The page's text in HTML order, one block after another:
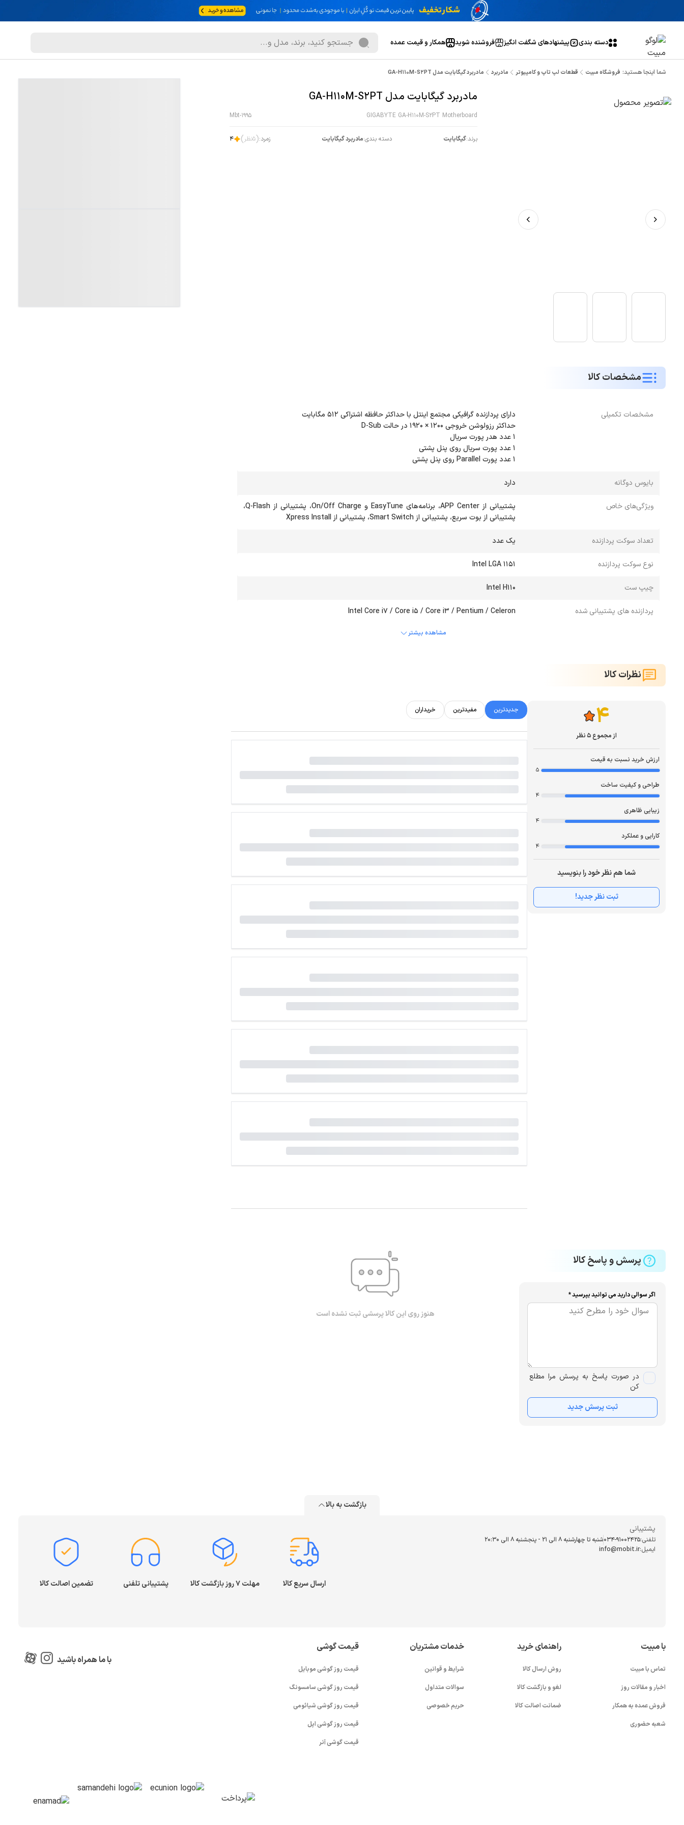
دسته بندی پیشنهاد‌های شگفت انگیز فروشنده شوید همکار و قیمت عمده
شما اینجا هستید: فروشگاه مبیت قطعات لپ تاپ و کامپیوتر مادربرد مادربرد گیگابایت مدل GA-H110M-S2PT
مادربرد گیگابایت مدل GA-H110M-S2PT
GIGABYTE GA-H110M-S2PT Motherboard
Mbt-1995
برند:گیگابایت دسته بندی:مادربرد گیگابایت زمرد:(
5نظر)
4
مشخصات کالا
مشخصات تکمیلی
1 عدد پورت Parallel روی پنل پشتی
بایوس دوگانه دارد
ویژگی‌های خاص
پشتیبانی از APP Center، برنامه‌های EasyTune و On/Off Charge، پشتیبانی از Q-Flash،
پشتیبانی از بوت سریع، پشتیبانی از Smart Switch، پشتیبانی از Xpress Install
تعداد سوکت پردازنده یک عدد
نوع سوکت پردازنده Intel LGA 1151
چیپ ست Intel H110
پردازنده های پشتیبانی شده Intel Core i7 / Core i5 / Core i3 / Pentium / Celeron
مشاهده بیشتر
نظرات کالا
4
از مجموع 5 نظر
ارزش خرید نسبت به قیمت
5
طراحی و کیفیت ساخت
4
زیبایی ظاهری
4
کارایی و عملکرد
4
شما هم نظر خود را بنویسید
ثبت نظر جدید!
جدیدترین مفیدترین خریداران
پرسش و پاسخ کالا
اگر سوالی دارید می توانید بپرسید *
در صورت پاسخ به پرسش مرا مطلع
کن
ثبت پرسش جدید
هنوز روی این کالا پرسشی ثبت نشده است
بازگشت به بالا
پشتیبانی
تلفنی:034-91002425شنبه تا چهارشنبه ۸ الی ۲۱ - پنجشنبه 8 الی ۲۰:۳۰
ایمیل:info@mobit.ir
ارسال سریع کالا مهلت ۷ روز بازگشت کالا پشتیبانی تلفنی تضمین اصالت کالا
با مبیت
تماس با مبیت
اخبار و مقالات روز
فروش عمده به همکار
شعبه حضوری
راهنمای خرید
روش ارسال کالا
لغو و بازگشت کالا
ضمانت اصالت کالا
خدمات مشتریان
شرایط و قوانین
سوالات متداول
حریم خصوصی
قیمت گوشی
قیمت روز گوشی موبایل
قیمت روز گوشی سامسونگ
قیمت روز گوشی شیائومی
قیمت روز گوشی اپل
قیمت گوشی آنر
با ما همراه باشید